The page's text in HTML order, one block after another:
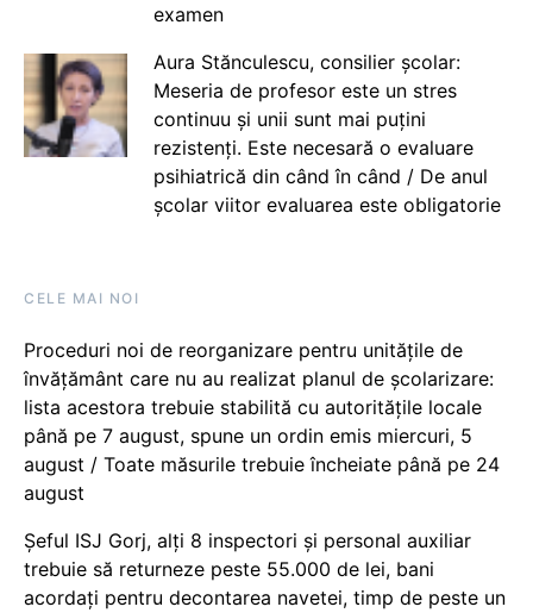
examen
Aura Stănculescu, consilier școlar:
Meseria de profesor este un stres
continuu și unii sunt mai puțini
rezistenți. Este necesară o evaluare
psihiatrică din când în când / De anul
școlar viitor evaluarea este obligatorie
CELE MAI NOI
Proceduri noi de reorganizare pentru unitățile de
învățământ care nu au realizat planul de școlarizare:
lista acestora trebuie stabilită cu autoritățile locale
până pe 7 august, spune un ordin emis miercuri, 5
august / Toate măsurile trebuie încheiate până pe 24
august
Șeful ISJ Gorj, alți 8 inspectori și personal auxiliar
trebuie să returneze peste 55.000 de lei, bani
acordați pentru decontarea navetei, timp de peste un